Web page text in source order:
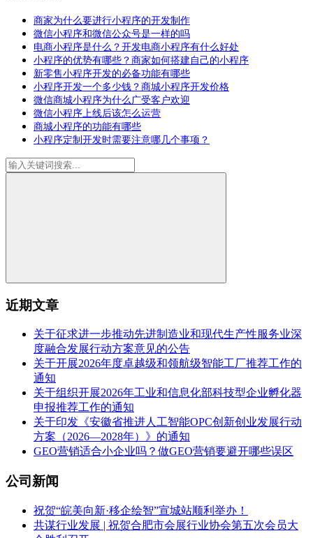
商家为什么要进行小程序的开发制作
微信小程序和微信公众号是一样的吗
电商小程序是什么？开发电商小程序有什么好处
小程序的优势有哪些？商家如何搭建自己的小程序
新零售小程序开发的必备功能有哪些
小程序开发一个多少钱？商城小程序开发价格
微信商城小程序为什么广受客户欢迎
微信小程序上线后该怎么运营
商城小程序的功能有哪些
小程序定制开发时需要注意哪几个事项？
近期文章
关于征求进一步推动先进制造业和现代生产性服务业深
度融合发展行动方案意见的公告
关于开展2026年度卓越级和领航级智能工厂推荐工作的
通知
关于组织开展2026年工业和信息化部科技型企业孵化器
申报推荐工作的通知
关于印发《安徽省推进人工智能OPC创新创业发展行动
方案（2026—2028年）》的通知
GEO营销适合小企业吗？做GEO营销要避开哪些误区
公司新闻
祝贺“皖美向新·移企绘智”宣城站顺利举办！
共谋行业发展 | 祝贺合肥市会展行业协会第五次会员大